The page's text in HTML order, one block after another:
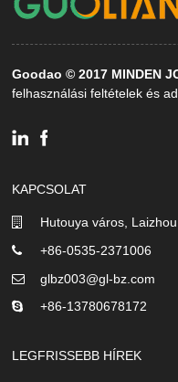
Goodao © 2017 MINDEN
felhasználási feltételek és
KAPCSOLAT
Hutouya város,
+86-0535-2371006
glbz003@gl-bz.com
+86-13780678172
LEGFRISSEBB HÍREK